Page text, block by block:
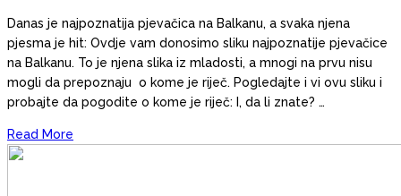
Danas je najpoznatija pjevačica na Balkanu, a svaka njena
pjesma je hit: Ovdje vam donosimo sliku najpoznatije pjevačice
na Balkanu. To je njena slika iz mladosti, a mnogi na prvu nisu
mogli da prepoznaju o kome je riječ. Pogledajte i vi ovu sliku i
probajte da pogodite o kome je riječ: I, da li znate? …
Read More